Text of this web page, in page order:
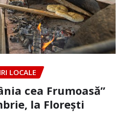
LOCALE
cea Frumoasă”
la Florești